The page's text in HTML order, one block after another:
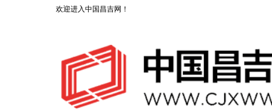
欢迎进入中国昌吉网！